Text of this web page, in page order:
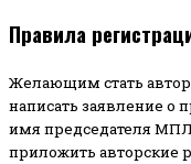
Правила
Желающим стать
написать заявление о
имя председателя
приложить авторские